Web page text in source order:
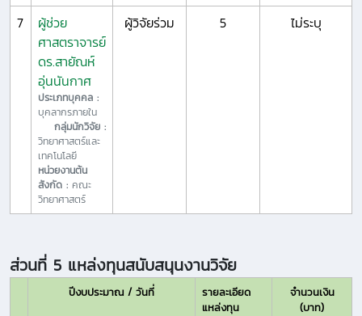
7
ผู้ช่วย
ศาสตราจารย์
ดร.สายัณห์
อุ่นนันกาศ
ประเภทบุคคล :
บุคลากรภายใน
กลุ่มนักวิจัย :
วิทยาศาสตร์และ
เทคโนโลยี
หน่วยงานต้น
สังกัด : คณะ
วิทยาศาสตร์
ผู้วิจัยร่วม 5 ไม่ระบุ
ส่วนที่ 5 แหล่งทุนสนับสนุนงานวิจัย
ปีงบประมาณ / วันที่
รายละเอียด
แหล่งทุน
จำนวนเงิน
(บาท)